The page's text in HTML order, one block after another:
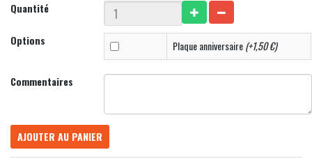
Quantité
Options Plaque anniversaire(+1,50 €)
Commentaires
AJOUTER AU PANIER